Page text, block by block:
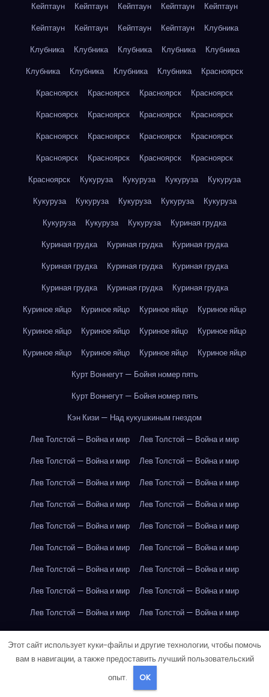
Кейптаун
Кейптаун Кейптаун Кейптаун
Кейптаун
Кейптаун
Кейптаун Кейптаун Кейптаун
Клубника
Клубника
Клубника Клубника Клубника
Клубника
Клубника
Клубника Клубника Клубника
Красноярск
Красноярск
Красноярск Красноярск
Красноярск
Красноярск
Красноярск Красноярск
Красноярск
Красноярск
Красноярск Красноярск
Красноярск
Красноярск
Красноярск Красноярск
Красноярск
Красноярск
Кукуруза Кукуруза Кукуруза
Кукуруза
Кукуруза
Кукуруза Кукуруза Кукуруза
Кукуруза
Кукуруза
Кукуруза Кукуруза
Куриная грудка
Куриная грудка
Куриная грудка
Куриная грудка
Куриная грудка
Куриная грудка
Куриная грудка
Куриная грудка
Куриная грудка
Куриная грудка
Куриное яйцо
Куриное яйцо Куриное яйцо
Куриное яйцо
Куриное яйцо
Куриное яйцо Куриное яйцо
Куриное яйцо
Куриное яйцо
Куриное яйцо Куриное яйцо
Куриное яйцо
Курт Воннегут — Бойня номер пять
Курт Воннегут — Бойня номер пять
Кэн Кизи — Над кукушкиным гнездом
Лев Толстой — Война и мир
Лев Толстой — Война и мир
Лев Толстой — Война и мир
Лев Толстой — Война и мир
Лев Толстой — Война и мир
Лев Толстой — Война и мир
Лев Толстой — Война и мир
Лев Толстой — Война и мир
Лев Толстой — Война и мир
Лев Толстой — Война и мир
Лев Толстой — Война и мир
Лев Толстой — Война и мир
Лев Толстой — Война и мир
Лев Толстой — Война и мир
Лев Толстой — Война и мир
Лев Толстой — Война и мир
Лев Толстой — Война и мир
Лев Толстой — Война и мир
Лондон
Лондон Лондон Лондон Лондон
Лондон
Лондон
Лондон Лондон Лондон Лондон
Лондон
Лондон Лондон
Этот сайт использует куки-файлы и другие технологии, чтобы помочь
вам в навигации, а также предоставить лучший пользовательский
опыт.
OK